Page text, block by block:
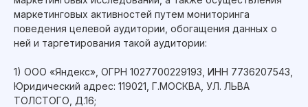
маркетинговых активностей путем мониторинга
поведения целевой аудитории, обогащения данных о
ней и таргетирования такой аудитории:
1) ООО «Яндекс», ОГРН 1027700229193, ИНН 7736207543,
Юридический адрес: 119021, Г.МОСКВА, УЛ. ЛЬВА
ТОЛСТОГО, Д.16;